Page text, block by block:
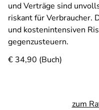
und Verträge sind
riskant für Verbraucher.
und kostenintensiven
gegenzusteuern.
€ 34,90 (Buch)
zum